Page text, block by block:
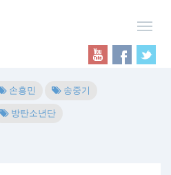
손흥민
송중기
방탄소년단